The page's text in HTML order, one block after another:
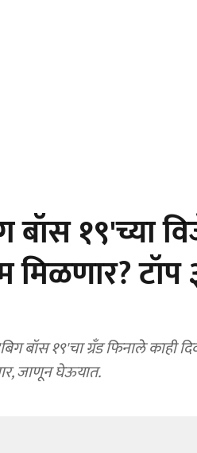
१९'च्या
मिळणार? टॉप
बॉस १९'चा ग्रँड फिनाले काही
जाणून घेऊयात.